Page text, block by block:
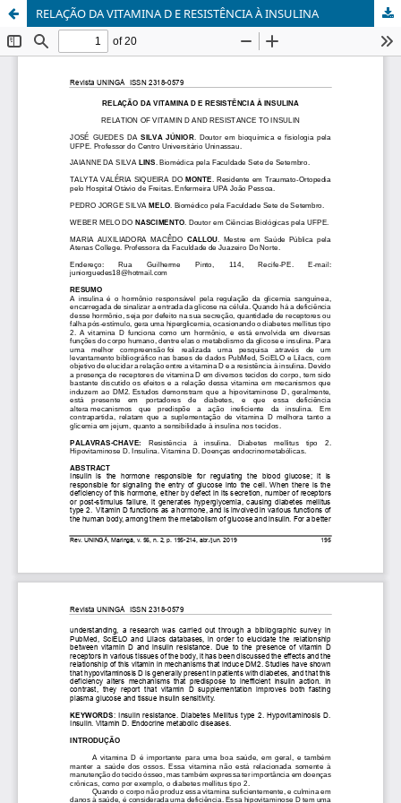
RELAÇÃO DA VITAMINA D E RESISTÊNCIA À INSULINA